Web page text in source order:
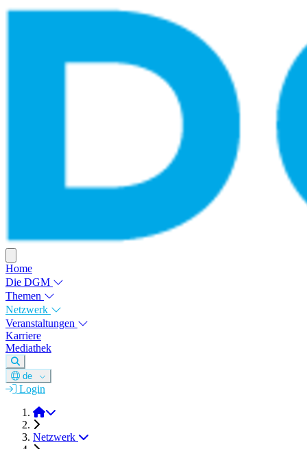
Home
Die DGM
Themen
Netzwerk
Veranstaltungen
Karriere
Mediathek
de
Login
DGM e.V.
Netzwerk